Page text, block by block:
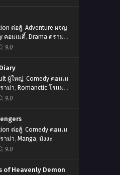
ต่อสู้, Adventure ผจญ
คอมเมดี้, Drama ดราม่า,
9.0
ผู้ใหญ่, Comedy คอมเม
าม่า, Romanctic โรเเมน
9.0
ต่อสู้, Comedy คอมเม
าม่า, Manga, มังงะ
9.0
of Heavenly Demon